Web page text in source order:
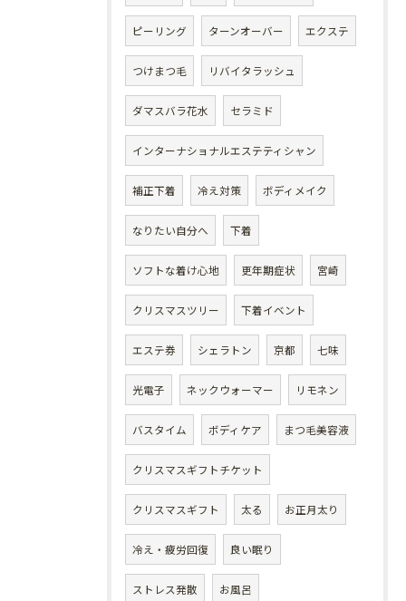
ピーリング ターンオーバー エクステ
つけまつ毛 リバイタラッシュ
ダマスバラ花水 セラミド
インターナショナルエステティシャン
補正下着 冷え対策 ボディメイク
なりたい自分へ 下着
ソフトな着け心地 更年期症状 宮崎
クリスマスツリー 下着イベント
エステ券 シェラトン 京都 七味
光電子 ネックウォーマー リモネン
バスタイム ボディケア まつ毛美容液
クリスマスギフトチケット
クリスマスギフト 太る お正月太り
冷え・疲労回復 良い眠り
ストレス発散 お風呂